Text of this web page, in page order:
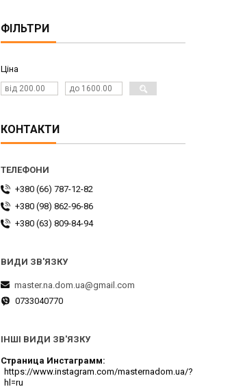
ФІЛЬТРИ
Ціна
КОНТАКТИ
+380 (66) 787-12-82
+380 (98) 862-96-86
+380 (63) 809-84-94
master.na.dom.ua@gmail.com
0733040770
ІНШІ ВИДИ ЗВ'ЯЗКУ
Страница Инстаграмм
https://www.instagram.com/masternadom.ua/?
hl=ru